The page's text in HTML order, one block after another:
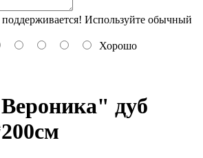
Используйте обычный
Хорошо
дуб